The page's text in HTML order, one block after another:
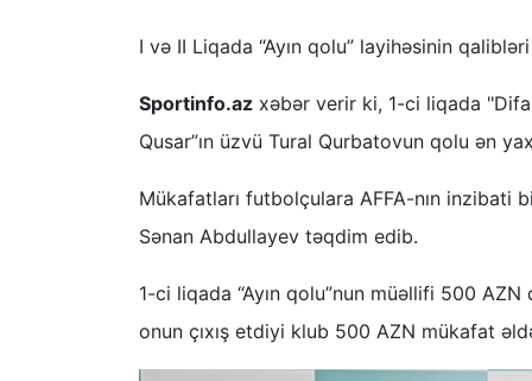
I və II Liqada “Ayın qolu” layihəsinin qalibləri
Sportinfo.az xəbər verir ki, 1-ci liqada
Qusar”ın üzvü Tural Qurbatovun qolu ən
Mükafatları futbolçulara AFFA-nın inzibati
Sənan Abdullayev təqdim edib.
1-ci liqada “Ayın qolu”nun müəllifi 500
onun çıxış etdiyi klub 500 AZN mükafat